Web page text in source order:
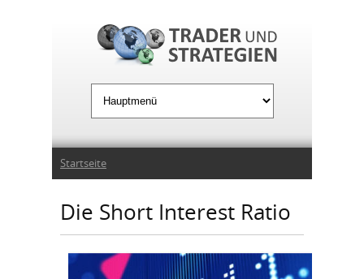
Sie sind hier
Startseite
Die Short Interest Ratio